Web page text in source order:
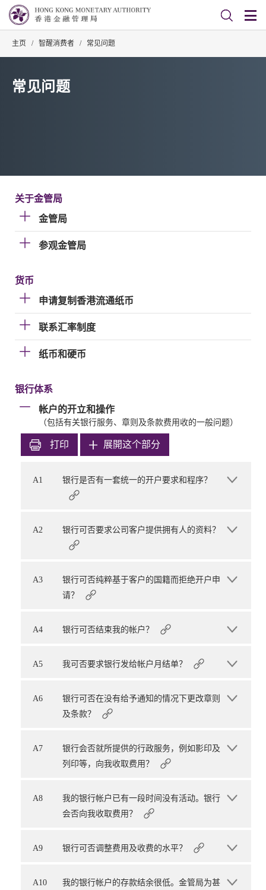
主页 / 智醒消费者 / 常见问题
常见问题
关于金管局
金管局
参观金管局
货币
申请复制香港流通纸币
联系汇率制度
纸币和硬币
银行体系
帐户的开立和操作
（包括有关银行服务、章则及条款费用收的一般问题）
打印 展開这个部分
A1 银行是否有一套统一的开户要求和程序？
A2 银行可否要求公司客户提供拥有人的资料？
A3
银行可否纯粹基于客户的国籍而拒绝开户申
请？
A4 银行可否结束我的帐户？
A5 我可否要求银行发给帐户月结单？
A6
银行可否在没有给予通知的情况下更改章则
及条款？
A7
银行会否就所提供的行政服务，例如影印及
列印等，向我收取费用？
A8
我的银行帐户已有一段时间没有活动。银行
会否向我收取费用？
A9 银行可否调整费用及收费的水平？
A10
我的银行帐户的存款结余很低。金管局为甚